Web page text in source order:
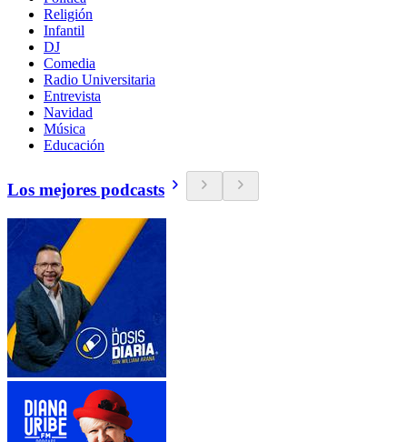
Religión
Infantil
DJ
Comedia
Radio Universitaria
Entrevista
Navidad
Música
Educación
Los mejores podcasts